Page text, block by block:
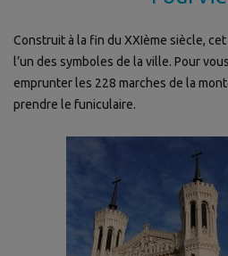
Construit à la fin du XXIème siècle,
l’un des symboles de la ville. Pour
emprunter les 228 marches de la
prendre le funiculaire.